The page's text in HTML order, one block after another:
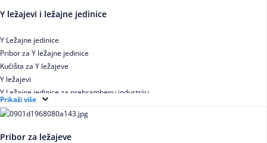
Y ležajevi i ležajne jedinice
Y Ležajne jedinice
Pribor za Y ležajne jedinice
Kućišta za Y ležajeve
Y ležajevi
Y Ležajne jedinice za prehrambenu industriju
Ležajne jedinice sa valjkastim ležajevima
Prikaži više
Pribor za ležajeve